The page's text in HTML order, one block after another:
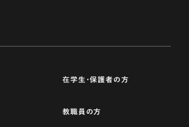
在学生・保護者の方
教職員の方